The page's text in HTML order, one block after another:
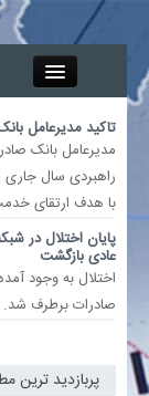
تاکید مدیرعامل
​مدیرعامل بانک
راهبردی سال جاری
با هدف ارتقای
پایان اختلال در
عادی بازگشت
صادرات برطرف شد.
پربازدید ترین